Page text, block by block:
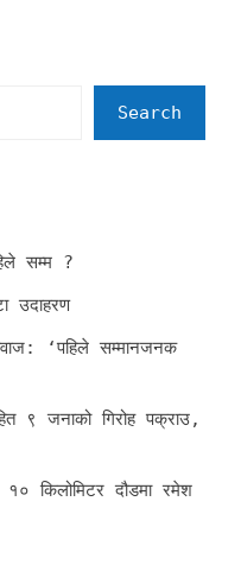
Search
सम्म ?
उदाहरण
आवाज: ‘पहिले सम्मानजनक
९ जनाको गिरोह पक्राउ,
किलोमिटर दौडमा रमेश